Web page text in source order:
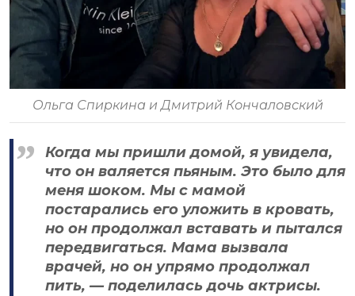
Ольга Спиркина и Дмитрий Кончаловский
Когда мы пришли домой, я увидела,
что он валяется пьяным. Это было для
меня шоком. Мы с мамой
постарались его уложить в кровать,
но он продолжал вставать и пытался
передвигаться. Мама вызвала
врачей, но он упрямо продолжал
пить, — поделилась дочь актрисы.